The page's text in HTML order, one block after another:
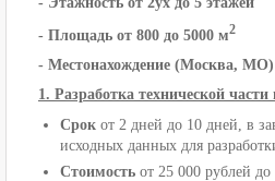
- Площадь от 800 до 5000 м2
- Местонахождение (Москва, МО)
1. Разработка технической
Срок от 2 дней до 10 дней, в
исходных данных для
Стоимость от 25 000 рублей